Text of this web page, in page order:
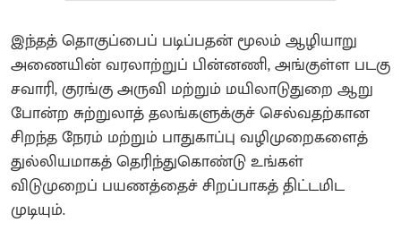
இந்தத் தொகுப்பைப் படிப்பதன் மூலம் ஆழியாறு
அணையின் வரலாற்றுப் பின்னணி, அங்குள்ள படகு
சவாரி, குரங்கு அருவி மற்றும் மயிலாடுதுறை ஆறு
போன்ற சுற்றுலாத் தலங்களுக்குச் செல்வதற்கான
சிறந்த நேரம் மற்றும் பாதுகாப்பு வழிமுறைகளைத்
துல்லியமாகத் தெரிந்துகொண்டு உங்கள்
விடுமுறைப் பயணத்தைச் சிறப்பாகத் திட்டமிட
முடியும்.